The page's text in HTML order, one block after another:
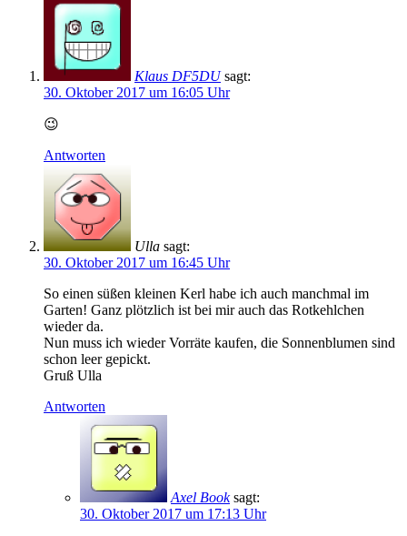
Klaus DF5DU sagt:
30. Oktober 2017 um 16:05 Uhr
😉
Antworten
Ulla sagt:
30. Oktober 2017 um 16:45 Uhr
So einen süßen kleinen Kerl habe ich auch manchmal im
Garten! Ganz plötzlich ist bei mir auch das Rotkehlchen
wieder da.
Nun muss ich wieder Vorräte kaufen, die Sonnenblumen sind
schon leer gepickt.
Gruß Ulla
Antworten
Axel Book sagt:
30. Oktober 2017 um 17:13 Uhr